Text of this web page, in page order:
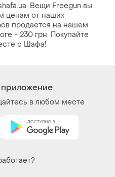
Вещи Freegun вы
ценам от наших
продается на нашем
- 230 грн. Покупайте
с Шафа!
приложение
в любом месте